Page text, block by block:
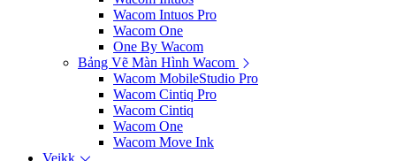
Wacom Intuos Pro
Wacom One
One By Wacom
Bảng Vẽ Màn Hình Wacom
Wacom MobileStudio Pro
Wacom Cintiq Pro
Wacom Cintiq
Wacom One
Wacom Move Ink
Veikk